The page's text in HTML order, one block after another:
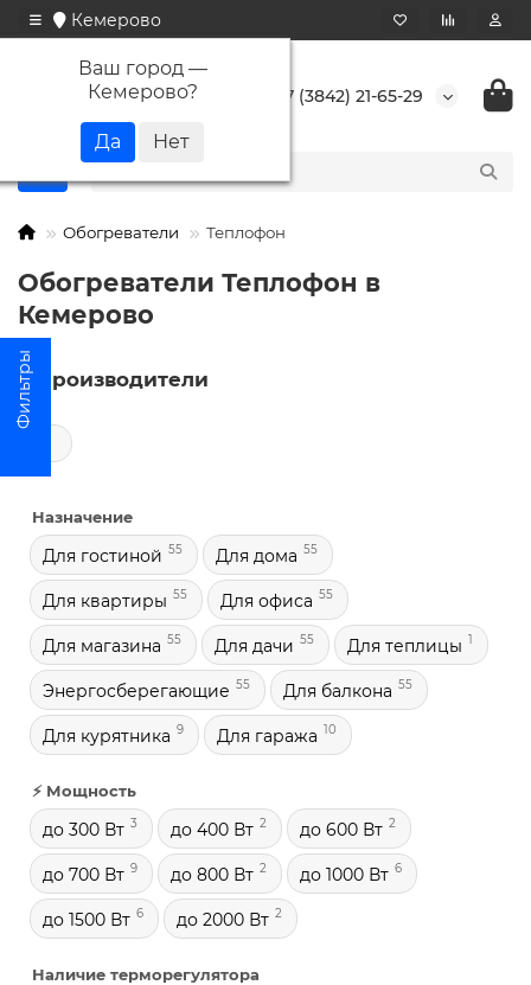
Кемерово
Ваш город —
Кемерово? +7 (3842) 21-65-29
Обогреватели Теплофон
Обогреватели Теплофон в
Кемерово
Производители
Назначение
Для гостиной 55 Для дома 55
Для квартиры 55 Для офиса 55
Для магазина 55 Для дачи 55 Для теплицы 1
Энергосберегающие 55 Для балкона 55
Для курятника 9 Для гаража 10
⚡ Мощность
до 300 Вт 3 до 400 Вт 2 до 600 Вт 2
до 700 Вт 9 до 800 Вт 2 до 1000 Вт 6
до 1500 Вт 6 до 2000 Вт 2
Наличие терморегулятора